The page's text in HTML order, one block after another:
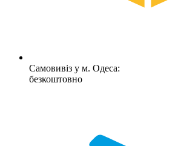
Самовивіз у м. Одеса:
безкоштовно